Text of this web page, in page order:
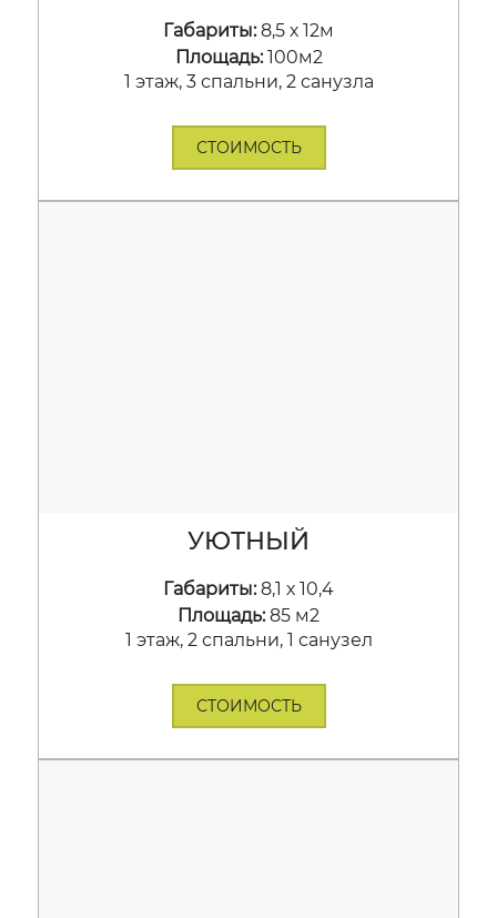
Габариты:8,5 х 12м
Площадь:100м2
1 этаж, 3 спальни, 2 санузла
СТОИМОСТЬ
УЮТНЫЙ
Габариты:8,1 х 10,4
Площадь:85 м2
1 этаж, 2 спальни, 1 санузел
СТОИМОСТЬ